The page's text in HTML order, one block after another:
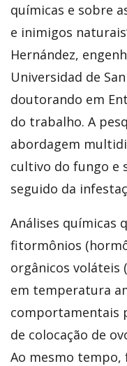
químicas e sobre
e inimigos
Hernández,
Universidad de
doutorando em
do trabalho. A
abordagem
cultivo do fungo e
seguido da
Análises químicas
fitormônios
orgânicos voláteis
em temperatura
comportamentais
de colocação de
Ao mesmo tempo,